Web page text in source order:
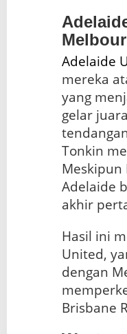
Adelaide
mereka
yang
gelar
Tonkin
Meskipun
Adelaide
akhir
Hasil ini
United,
dengan
Brisbane